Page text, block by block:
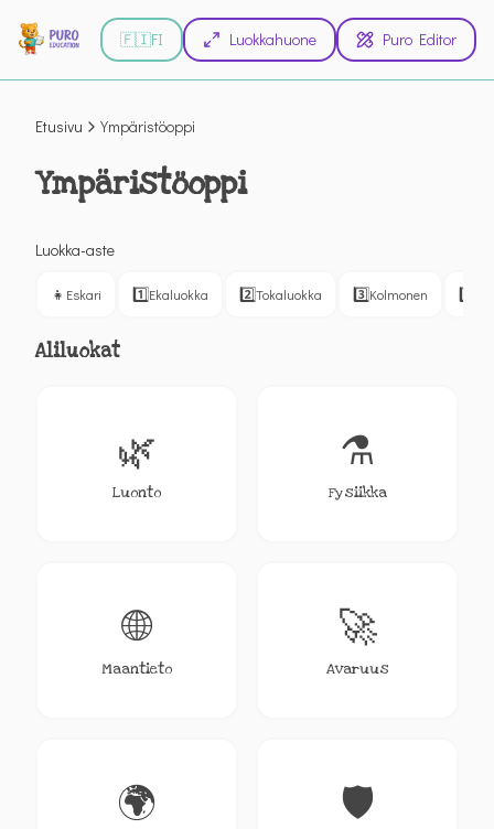
🇫🇮FI Luokkahuone Puro Editor
Etusivu Ympäristöoppi
Ympäristöoppi
Luokka-aste
👧 Eskari 1️⃣Ekaluokka 2️⃣Tokaluokka 3️⃣Kolmonen 4️⃣
Aliluokat
🌿
Luonto
⚗️
Fysiikka
🌐
Maantieto
🚀
Avaruus
🌍 🛡️